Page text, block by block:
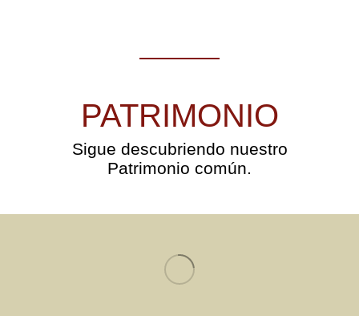
PATRIMONIO
Sigue descubriendo nuestro
Patrimonio común.